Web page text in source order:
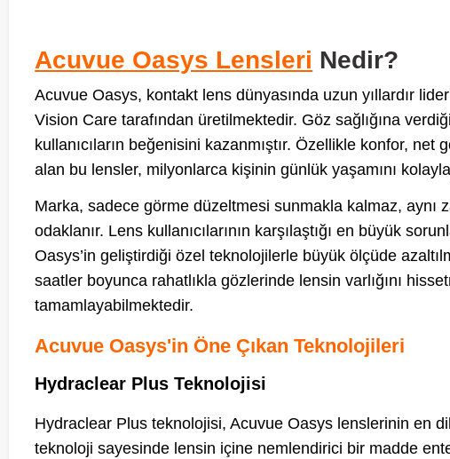
Acuvue Oasys Lensleri Nedir?
Acuvue Oasys, kontakt lens dünyasında uzun yıllardır
Vision Care tarafından üretilmektedir. Göz sağlığına
kullanıcıların beğenisini kazanmıştır. Özellikle konfor,
alan bu lensler, milyonlarca kişinin günlük yaşamını
Marka, sadece görme düzeltmesi sunmakla kalmaz, aynı
odaklanır. Lens kullanıcılarının karşılaştığı en büyük
Oasys’in geliştirdiği özel teknolojilerle büyük ölçüde
saatler boyunca rahatlıkla gözlerinde lensin varlığını
tamamlayabilmektedir.
Acuvue Oasys'in Öne Çıkan Teknolojileri
Hydraclear Plus Teknolojisi
Hydraclear Plus teknolojisi, Acuvue Oasys lenslerinin en
teknoloji sayesinde lensin içine nemlendirici bir madde